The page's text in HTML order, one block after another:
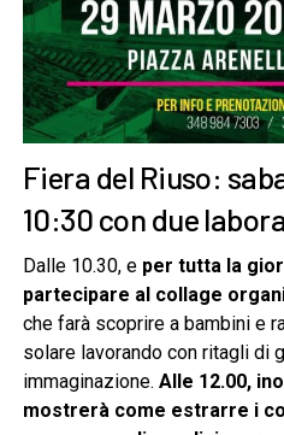
Fiera del Riuso:
10:30 con due
Dalle 10.30, e per tutta la
partecipare al collage
che farà scoprire a bambini e
solare lavorando con ritagli di
immaginazione. Alle 12.00,
mostrerà come estrarre i